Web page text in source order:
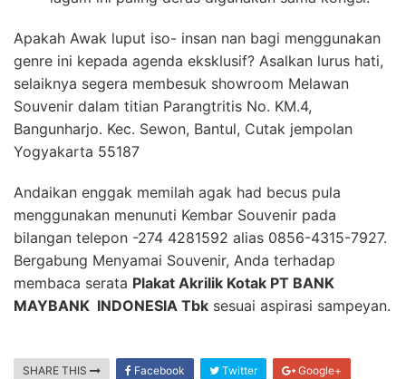
Apakah Awak luput iso- insan nan bagi menggunakan
genre ini kepada agenda eksklusif? Asalkan lurus hati,
selaiknya segera membesuk showroom Melawan
Souvenir dalam titian Parangtritis No. KM.4,
Bangunharjo. Kec. Sewon, Bantul, Cutak jempolan
Yogyakarta 55187
Andaikan enggak memilah agak had becus pula
menggunakan menunuti Kembar Souvenir pada
bilangan telepon -274 4281592 alias 0856-4315-7927.
Bergabung Menyamai Souvenir, Anda terhadap
membaca serata Plakat Akrilik Kotak PT BANK
MAYBANK INDONESIA Tbk sesuai aspirasi sampeyan.
SHARE THIS Facebook Twitter Google+